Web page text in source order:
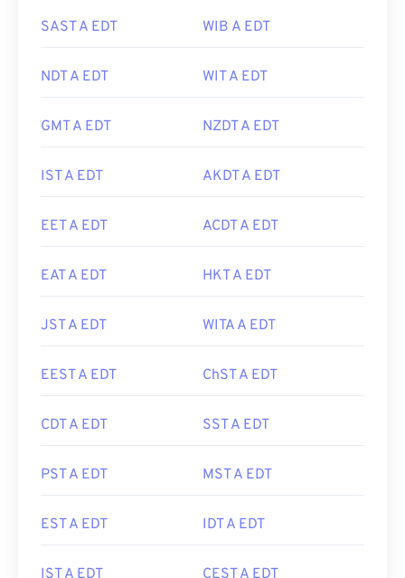
SAST A EDT WIB A EDT
NDT A EDT WIT A EDT
GMT A EDT NZDT A EDT
IST A EDT AKDT A EDT
EET A EDT ACDT A EDT
EAT A EDT HKT A EDT
JST A EDT WITA A EDT
EEST A EDT ChST A EDT
CDT A EDT SST A EDT
PST A EDT MST A EDT
EST A EDT IDT A EDT
IST A EDT CEST A EDT